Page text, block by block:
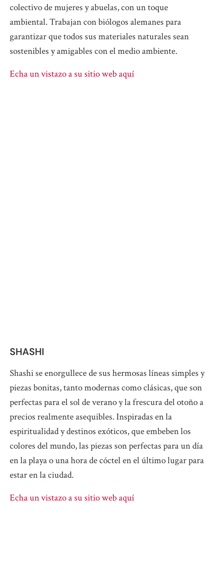
colectivo de mujeres y abuelas, con un toque
ambiental. Trabajan con biólogos alemanes para
garantizar que todos sus materiales naturales sean
sostenibles y amigables con el medio ambiente.
Echa un vistazo a su sitio web aquí
SHASHI
Shashi se enorgullece de sus hermosas líneas simples y
piezas bonitas, tanto modernas como clásicas, que son
perfectas para el sol de verano y la frescura del otoño a
precios realmente asequibles. Inspiradas en la
espiritualidad y destinos exóticos, que embeben los
colores del mundo, las piezas son perfectas para un día
en la playa o una hora de cóctel en el último lugar para
estar en la ciudad.
Echa un vistazo a su sitio web aquí